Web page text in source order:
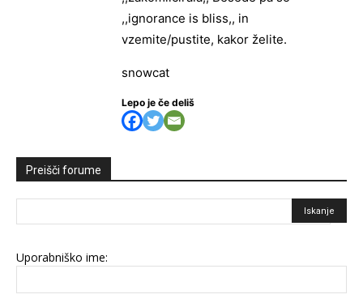
,,ignorance is bliss,, in
vzemite/pustite, kakor želite.
snowcat
Lepo je če deliš
Preišči forume
Uporabniško ime: